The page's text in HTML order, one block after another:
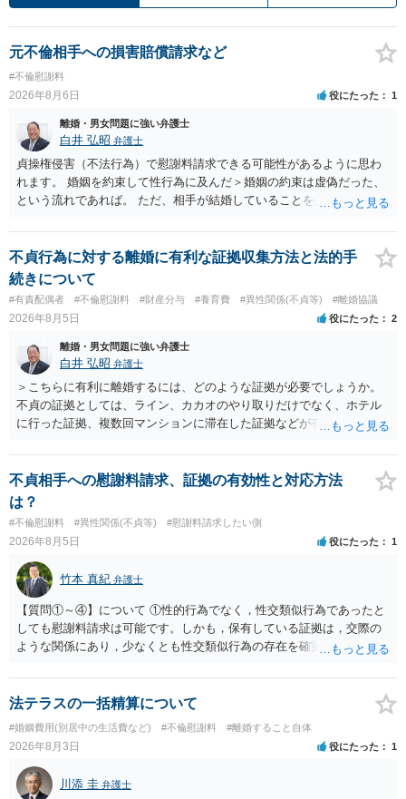
元不倫相手への損害賠償請求など
#不倫慰謝料
2026年8月6日 役にたった 1
離婚・男女問題に強い弁護士
白井 弘昭 弁護士
貞操権侵害（不法行為）で慰謝料請求できる可能性があるように思わ
れます。 婚姻を約束して性行為に及んだ＞婚姻の約束は虚偽だった、
という流れであれば。 ただ、相手が結婚していることを知って行為に
性も認められそうですので、あまり慰謝料は高額にならないように思
われます。 一度、最寄りの弁護士に相談してみてください。
不貞行為に対する離婚に有利な証拠収集方法と法的手
続きについて
#有責配偶者 #不倫慰謝料 #財産分与 #養育費 #異性関係(不貞等) #離婚協議
2026年8月5日 役にたった 2
離婚・男女問題に強い弁護士
白井 弘昭 弁護士
＞こちらに有利に離婚するには、どのような証拠が必要でしょうか。
不貞の証拠としては、ライン、カカオのやり取りだけでなく、ホテル
に行った証拠、複数回マンションに滞在した証拠などが有効です。 不
婚する、慰謝料をとるなど）ことができると思われます。 ただし、不
貞発覚後、長期間同居を続けると、不貞を許したとの評価につながる
場合がありますので、ご注意ください。 以上、ご参考まで。
不貞相手への慰謝料請求、証拠の有効性と対応方法
は？
#不倫慰謝料 #異性関係(不貞等) #慰謝料請求したい側
2026年8月5日 役にたった 1
竹本 真紀 弁護士
【質問①～④】について ①性的行為でなく，性交類似行為であったと
しても慰謝料請求は可能です。しかも，保有している証拠は，交際の
ような関係にあり，少なくとも性交類似行為の存在を確実に証明でき
ことを窺わせるものです。）。ですから，慰謝料請求を進めることで
よいと思います。 ただ．慰謝料額については，婚姻破綻に至っていな
いとして，この点を考慮されることになるかもしれません。 ②夫との
今後のことを考えて書いてもらうか否かを検討するのがよいと思いま
す。今ある証拠以上のことを証明（証明力を強めることも含む）でき
るのであれば，前向きに検討を進めるという考え方でもよいでしょ
う。慰謝料請求としては証拠として使えることが前提であり，その価
法テラスの一括精算について
#婚姻費用(別居中の生活費など) #不倫慰謝料 #離婚すること自体
2026年8月3日 役にたった 1
川添 圭 弁護士